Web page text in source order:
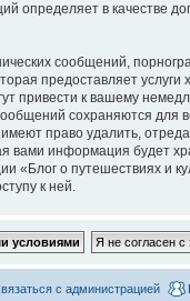
определяет в качестве
сообщений,
предоставляет услуги
привести к вашему
сохраняются
право удалить,
вами информация будет
о путешествиях и
к ней.
с администрацией